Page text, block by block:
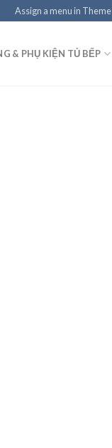
Assign a menu in
& PHỤ KIỆN TỦ BẾP